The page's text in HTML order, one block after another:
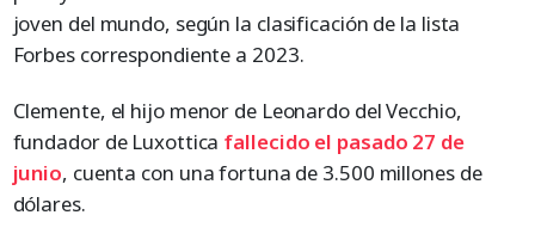
joven del mundo, según la clasificación de la lista
Forbes correspondiente a 2023.
Clemente, el hijo menor de Leonardo del Vecchio,
fundador de Luxottica fallecido el pasado 27 de
junio, cuenta con una fortuna de 3.500 millones de
dólares.